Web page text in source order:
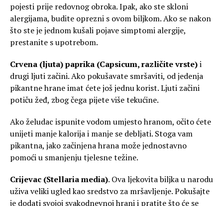
pojesti prije redovnog obroka. Ipak, ako ste skloni
alergijama, budite oprezni s ovom biljkom. Ako se nakon
što ste je jednom kušali pojave simptomi alergije,
prestanite s upotrebom.
Crvena (ljuta) paprika (Capsicum, različite vrste)i
drugi ljuti začini. Ako pokušavate smršaviti, od jedenja
pikantne hrane imat ćete još jednu korist. Ljuti začini
potiču žeđ, zbog čega pijete više tekućine.
Ako želudac ispunite vodom umjesto hranom, očito ćete
unijeti manje kalorija i manje se debljati. Stoga vam
pikantna, jako začinjena hrana može jednostavno
pomoći u smanjenju tjelesne težine.
Crijevac (Stellaria media). Ova ljekovita biljka u narodu
uživa veliki ugled kao sredstvo za mršavljenje. Pokušajte
je dodati svojoj svakodnevnoj hrani i pratite što će se